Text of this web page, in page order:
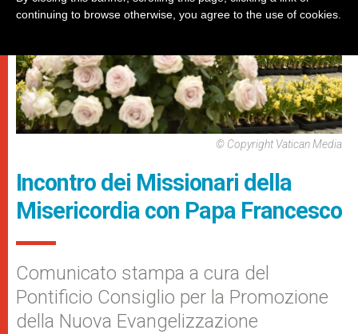
© Copyright Vatican Media
Incontro dei Missionari della
Misericordia con Papa Francesco
Comunicato stampa a cura del
Pontificio Consiglio per la Promozione
della Nuova Evangelizzazione
continuing to browse otherwise, you agree to the use of cookies.